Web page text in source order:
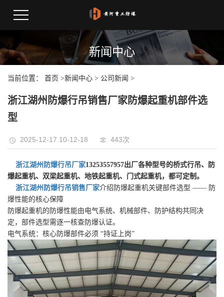
新闻中心
当前位置： 首页 >新闻中心 > 公司新闻 >
浙江湖州防爆行吊销售厂家防爆起重机部件选
型
2025-12-17 10-12-18 443次
浙江湖州防爆行吊厂家13253557957出厂各种型号的桥式行吊、防
爆起重机、双梁起重机、地铁起重机、门式起重机，都可定制。
浙江湖州防爆行吊销售厂家介绍防爆起重机关键部件选型 —— 防
爆性能的核心保障
防爆起重机的防爆性能由电气系统、机械部件、防护结构共同决
定，部件选型需逐一核查防爆认证。
电气系统：核心防爆部件必须 “持证上岗”